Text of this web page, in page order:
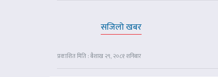
सजिलो खबर
प्रकाशित मिति : बैशाख २९, २०८१ शनिबार